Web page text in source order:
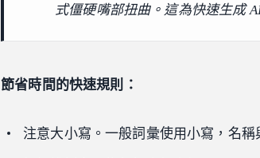
式僵硬嘴部扭曲。這為快速生成
節省時間的快速規則：
注意大小寫。一般詞彙使用小寫，名稱